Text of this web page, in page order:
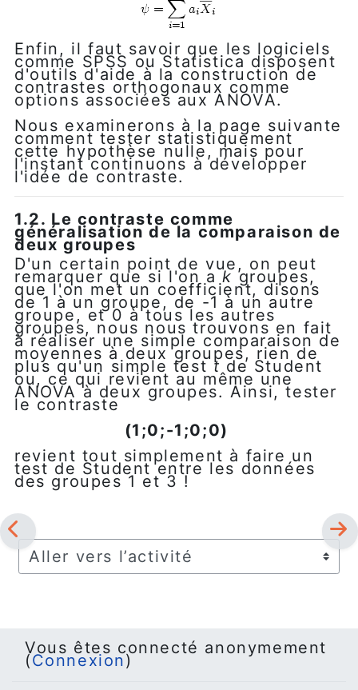
Enfin, il faut savoir que les logiciels
comme SPSS ou Statistica disposent
d'outils d'aide à la construction de
contrastes orthogonaux comme
options associées aux ANOVA.
Nous examinerons à la page suivante
comment tester statistiquement
cette hypothèse nulle, mais pour
l'instant continuons à développer
l'idée de contraste.
1.2. Le contraste comme
généralisation de la comparaison de
deux groupes
D'un certain point de vue, on peut
remarquer que si l'on ak groupes,
que l'on met un coefficient, disons
de 1 à un groupe, de -1 à un autre
groupe, et 0 à tous les autres
groupes, nous nous trouvons en fait
à réaliser une simple comparaison de
moyennes à deux groupes, rien de
plus qu'un simple test t de Student
ou, ce qui revient au même une
ANOVA à deux groupes. Ainsi, tester
le contraste
(1;0;-1;0;0)
revient tout simplement à faire un
test de Student entre les données
des groupes 1 et 3 !
Aller vers l’activité
Vous êtes connecté anonymement
(Connexion)